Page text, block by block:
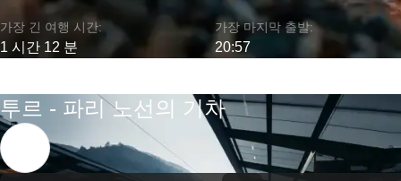
가장 긴 여행 시간:
1 시간 12 분
가장 마지막 출발:
20:57
투르 - 파리 노선의 기차